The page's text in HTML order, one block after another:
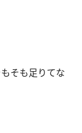
そも足りてな